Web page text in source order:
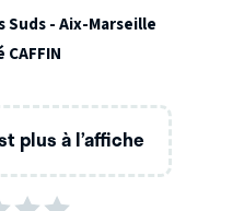
Suds - Aix-Marseille
CAFFIN
plus à l’affiche